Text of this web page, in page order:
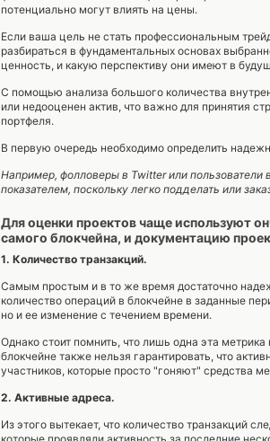
потенциально могут влиять на цены.
Если ваша цель не стать профессиональным
разбираться в фундаментальных основах
ценность, и какую перспективу они имеют в
С помощью анализа большого количества
или недооценен актив, что важно для принятия
портфеля.
В первую очередь необходимо определить
Например, фолловеры в Twitter или пользователи
показателем, поскольку легко подделать или
Для оценки проектов чаще используют
самого блокчейна, и документацию
1. Количество транзакций.
Самым простым и в то же время достаточно
количество операций в блокчейне в заданные
но и ее изменение с течением времени.
Однако стоит помнить, что лишь одна эта
блокчейне также нельзя гарантировать, что
участников, которые просто "гоняют" средства
2. Активные адреса.
Из этого вытекает, что количество транзакций